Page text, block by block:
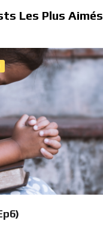
Les Plus Aimés